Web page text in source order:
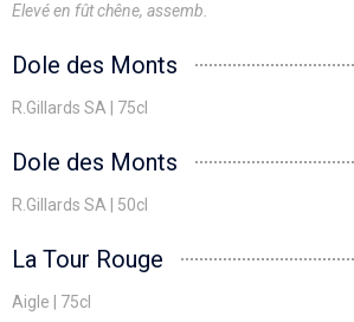
Elevé en fût chêne, assemb.
Dole des Monts
R.Gillards SA | 75cl
Dole des Monts
R.Gillards SA | 50cl
La Tour Rouge
Aigle | 75cl